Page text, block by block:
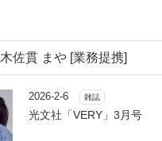
木佐貫 まや [業務提携]
2026-2-6 雑誌
光文社「VERY」3月号